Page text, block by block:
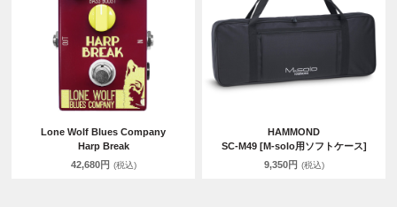
Lone Wolf Blues Company
Harp Break
42,680円 (税込)
HAMMOND
SC-M49 [M-solo用ソフトケース]
9,350円 (税込)